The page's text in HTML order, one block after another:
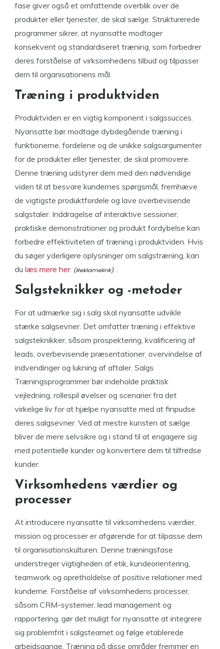
fase giver også et omfattende overblik over de
produkter eller tjenester, de skal sælge. Strukturerede
programmer sikrer, at nyansatte modtager
konsekvent og standardiseret træning, som forbedrer
deres forståelse af virksomhedens tilbud og tilpasser
dem til organisationens mål.
Træning i produktviden
Produktviden er en vigtig komponent i salgssucces.
Nyansatte bør modtage dybdegående træning i
funktionerne, fordelene og de unikke salgsargumenter
for de produkter eller tjenester, de skal promovere.
Denne træning udstyrer dem med den nødvendige
viden til at besvare kundernes spørgsmål, fremhæve
de vigtigste produktfordele og lave overbevisende
salgstaler. Inddragelse af interaktive sessioner,
praktiske demonstrationer og produkt fordybelse kan
forbedre effektiviteten af træning i produktviden. Hvis
du søger yderligere oplysninger om salgstræning, kan
du læs mere her .
Salgsteknikker og -metoder
For at udmærke sig i salg skal nyansatte udvikle
stærke salgsevner. Det omfatter træning i effektive
salgsteknikker, såsom prospektering, kvalificering af
leads, overbevisende præsentationer, overvindelse af
indvendinger og lukning af aftaler. Salgs
Træningsprogrammer bør indeholde praktisk
vejledning, rollespil øvelser og scenarier fra det
virkelige liv for at hjælpe nyansatte med at finpudse
deres salgsevner. Ved at mestre kunsten at sælge
bliver de mere selvsikre og i stand til at engagere sig
med potentielle kunder og konvertere dem til tilfredse
kunder.
Virksomhedens værdier og
processer
At introducere nyansatte til virksomhedens værdier,
mission og processer er afgørende for at tilpasse dem
til organisationskulturen. Denne træningsfase
understreger vigtigheden af etik, kundeorientering,
teamwork og opretholdelse af positive relationer med
kunderne. Forståelse af virksomhedens processer,
såsom CRM-systemer, lead management og
rapportering, gør det muligt for nyansatte at integrere
sig problemfrit i salgsteamet og følge etablerede
arbejdsgange. Træning på disse områder fremmer en